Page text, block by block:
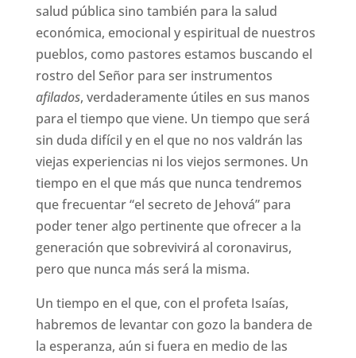
salud pública sino también para la salud
económica, emocional y espiritual de nuestros
pueblos, como pastores estamos buscando el
rostro del Señor para ser instrumentos
afilados, verdaderamente útiles en sus manos
para el tiempo que viene. Un tiempo que será
sin duda difícil y en el que no nos valdrán las
viejas experiencias ni los viejos sermones. Un
tiempo en el que más que nunca tendremos
que frecuentar “el secreto de Jehová” para
poder tener algo pertinente que ofrecer a la
generación que sobrevivirá al coronavirus,
pero que nunca más será la misma.
Un tiempo en el que, con el profeta Isaías,
habremos de levantar con gozo la bandera de
la esperanza, aún si fuera en medio de las